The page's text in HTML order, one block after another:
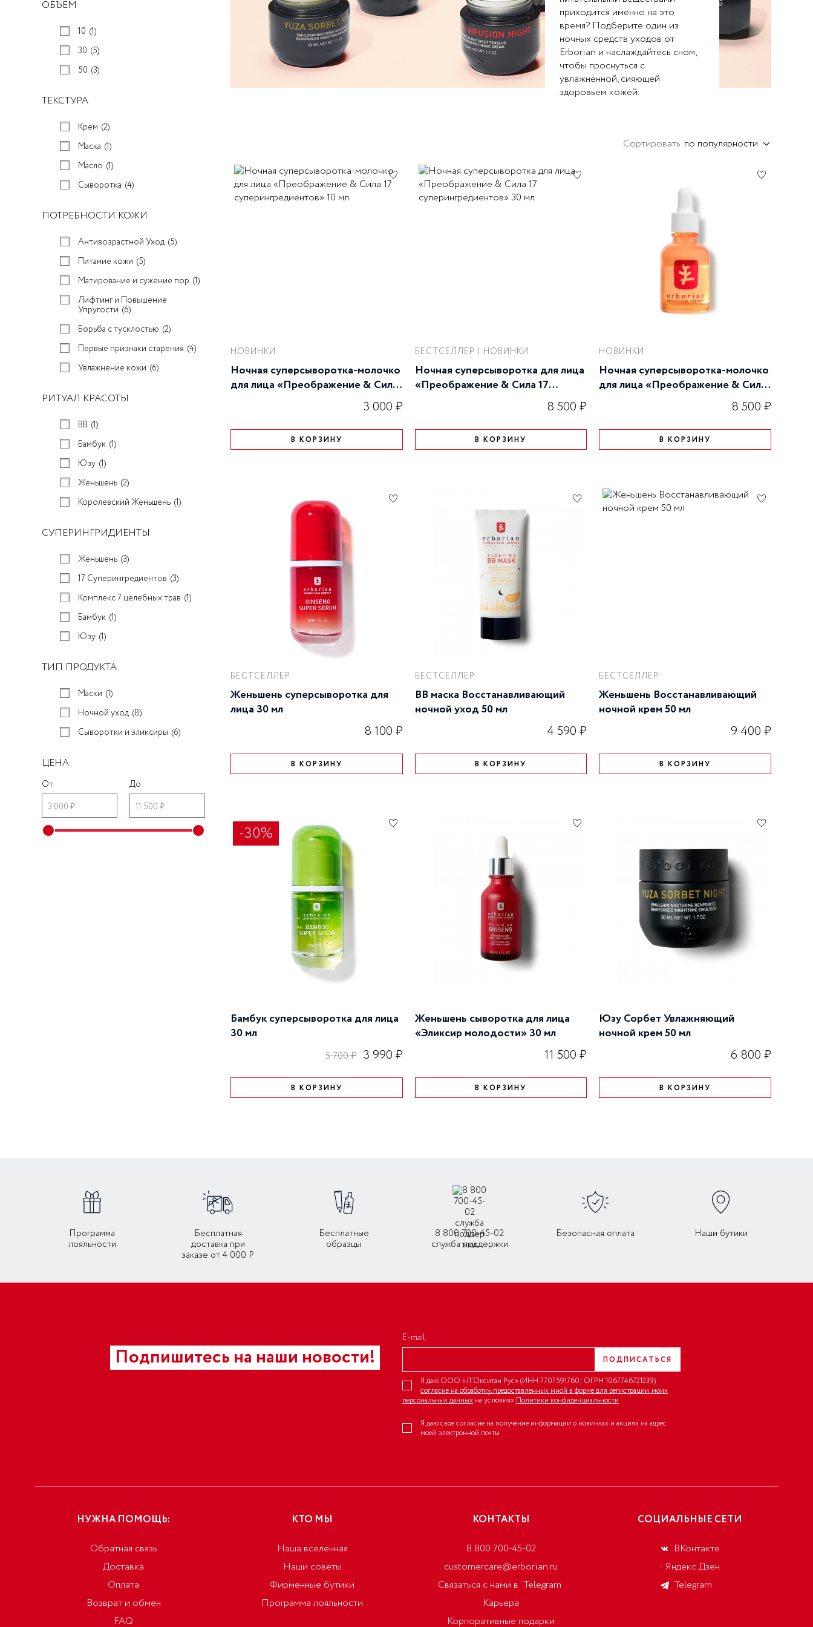
BB КРЕМЫ
ТКАНЕВЫЕ МАСКИ И ПАТЧИ
АКСЕССУАРЫ
МИНИ-ФОРМАТЫ
УВЛАЖНЕНИЕ КОЖИ
совершенных средств для уходы
ступени: Детокс, Уход,
Совершенствование.
Тоники
Эликсиры / сыворотки
Дневные кремы
Ночной уход
Мини-формат
ОБЪЕМ
10 (1)
30 (5)
50 (3)
ТЕКСТУРА
Крем (2)
Маска (1)
Масло (1)
Сыворотка (4)
ПОТРЕБНОСТИ КОЖИ
Антивозрастной Уход (5)
Питание кожи (5)
Матирование и сужение пор (1)
Лифтинг и Повышение
Упругости (6)
Борьба с тусклостью (2)
Первые признаки старения (4)
Увлажнение кожи (6)
РИТУАЛ КРАСОТЫ
BB (1)
Бамбук (1)
Юзу (1)
Женьшень (2)
Королевский Женьшень (1)
СУПЕРИНГРИДИЕНТЫ
Женьшень (3)
17 Суперингредиентов (3)
Комплекс 7 целебных трав (1)
Бамбук (1)
Юзу (1)
ТИП ПРОДУКТА
Маски (1)
Ночной уход (8)
Сыворотки и эликсиры (6)
ЦЕНА
От
3 000 ₽
До
11 500 ₽
приходится именно на это
время? Подберите один из
ночных средств уходов от
Erborian и наслаждайтесь сном,
чтобы проснуться с
увлажненной, сияющей
здоровьем кожей.
Сортировать по популярности
НОВИНКИ
Ночная суперсыворотка-молочко
для лица «Преображение & Сила
17 суперингредиентов» 10 мл3 000 ₽
В КОРЗИНУ
БЕСТСЕЛЛЕР | НОВИНКИ
Ночная суперсыворотка для лица
«Преображение & Сила 17
суперингредиентов» 30 мл8 500 ₽
В КОРЗИНУ
НОВИНКИ
Ночная суперсыворотка-молочко
для лица «Преображение & Сила
17 суперингредиентов» 30 мл8 500 ₽
В КОРЗИНУ
БЕСТСЕЛЛЕР
Женьшень суперсыворотка для
лица 30 мл
8 100 ₽
В КОРЗИНУ
БЕСТСЕЛЛЕР
BB маска Восстанавливающий
ночной уход 50 мл
4 590 ₽
В КОРЗИНУ
БЕСТСЕЛЛЕР
Женьшень Восстанавливающий
ночной крем 50 мл
9 400 ₽
В КОРЗИНУ
-30%
Бамбук суперсыворотка для лица
30 мл
5 700 ₽ 3 990 ₽
В КОРЗИНУ
Женьшень сыворотка для лица
«Эликсир молодости» 30 мл
11 500 ₽
В КОРЗИНУ
Юзу Сорбет Увлажняющий
ночной крем 50 мл
6 800 ₽
В КОРЗИНУ
Программа
лояльности
Бесплатная
доставка при
заказе от 4 000 Р
Бесплатные
образцы
8 800 700-45-02
служба поддержки
Безопасная оплата Наши бутики
Подпишитесь на наши новости!
E-mail
ПОДПИСАТЬСЯ
Я даю ООО «Л’Окситан Рус» (ИНН 7707591760; ОГРН 1067746721239)
согласие на обработку, предоставленных мной в форме для регистрации, моих
персональных данных на условиях Политики конфиденциальности
Я даю свое согласие на получение информации о новинках и акциях на адрес
моей электронной почты
НУЖНА ПОМОЩЬ:
Обратная связь
Доставка
Оплата
Возврат и обмен
FAQ
КТО МЫ
Наша вселенная
Наши советы
Фирменные бутики
Программа лояльности
КОНТАКТЫ
8 800 700-45-02
customercare@erborian.ru
Связаться с нами в Telegram
Карьера
Корпоративные подарки
СОЦИАЛЬНЫЕ СЕТИ
ВКонтакте
Яндекс.Дзен
Telegram